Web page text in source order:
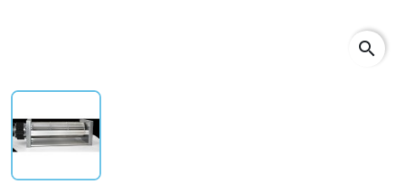
search